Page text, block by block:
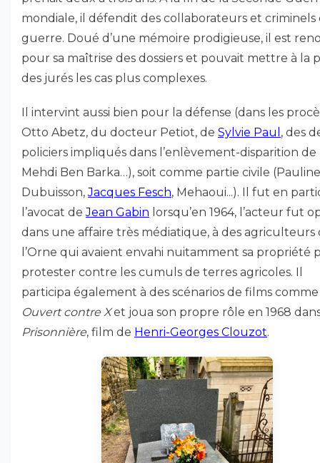
mondiale, il défendit des collaborateurs et criminels
guerre. Doué d’une mémoire prodigieuse, il est
pour sa maîtrise des dossiers et pouvait mettre à la
des jurés les cas plus complexes.
Il intervint aussi bien pour la défense (dans les
Otto Abetz, du docteur Petiot, de Sylvie Paul , des
policiers impliqués dans l’enlèvement-disparition de
Mehdi Ben Barka…), soit comme partie civile (Pauline
Dubuisson,Jacques Fesch, Mehaoui...). Il fut en
l’avocat deJean Gabin lorsqu’en 1964, l’acteur fut
dans une affaire très médiatique, à des agriculteurs
l’Orne qui avaient envahi nuitamment sa propriété
protester contre les cumuls de terres agricoles. Il
participa également à des scénarios de films comme
Ouvert contre Xet joua son propre rôle en 1968
Prisonnière, film de Henri-Georges Clouzot.